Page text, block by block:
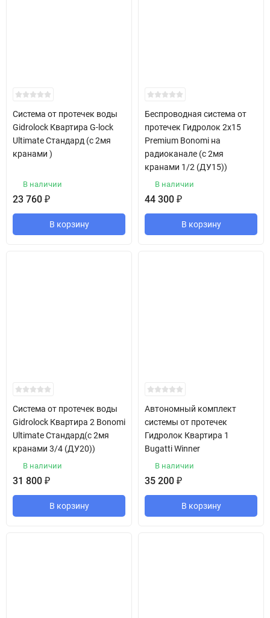
Система от протечек воды
Gidrolock Квартира G-lock
Ultimate Стандард (с 2мя
кранами )
В наличии
23 760 ₽
В корзину
Беспроводная система от
протечек Гидролок 2х15
Premium Bonomi на
радиоканале (с 2мя
кранами 1/2 (ДУ15))
В наличии
44 300 ₽
В корзину
Система от протечек воды
Gidrolock Квартира 2 Bonomi
Ultimate Стандард(с 2мя
кранами 3/4 (ДУ20))
В наличии
31 800 ₽
В корзину
Автономный комплект
системы от протечек
Гидролок Квартира 1
Bugatti Winner
В наличии
35 200 ₽
В корзину